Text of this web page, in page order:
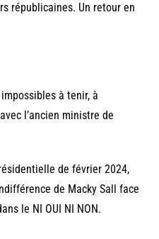
républicaines. Un retour en
à tenir, à
l’ancien ministre de
de février 2024,
de Macky Sall face
le NI OUI NI NON.